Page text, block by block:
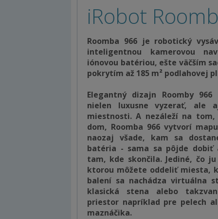
iRobot
Roomba 966 je robotický
inteligentnou kamerovou
iónovou batériou, ešte väčším
pokrytím až 185 m² podlahovej
Elegantný dizajn Roomby
nielen luxusne vyzerať, ale
miestnosti. A nezáleží na
dom, Roomba 966 vytvorí
naozaj všade, kam sa
batéria - sama sa pôjde dobiť
tam, kde skončila. Jediné, čo
ktorou môžete oddeliť miesta,
balení sa nachádza virtuálna
klasická stena alebo
priestor napríklad pre pelech
maznáčika.